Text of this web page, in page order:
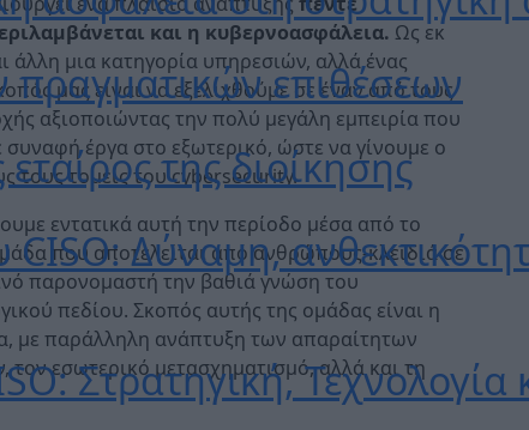
επιθέσεων
της διοίκησης
Δύναμη,
Στρατηγική,
και η κυβερνοασφάλεια. Ως εκ
άλλη μια κατηγορία υπηρεσιών, αλλά ένας
μας είναι να εξελιχθούμε σε έναν από τους
αξιοποιώντας την πολύ μεγάλη εμπειρία που
έργα στο εξωτερικό, ώστε να γίνουμε ο
τους τομείς του cybersecurity.
εντατικά αυτή την περίοδο μέσα από το
που αποτελείται από ανθρώπους-κλειδιά σε
παρονομαστή την βαθιά γνώση του
πεδίου. Σκοπός αυτής της ομάδας είναι η
με παράλληλη ανάπτυξη των απαραίτητων
εσωτερικό μετασχηματισμό, αλλά και τη